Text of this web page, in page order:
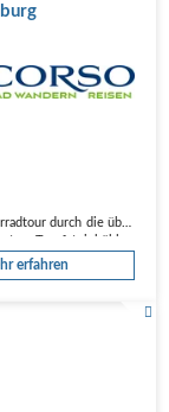
durch die über
erfahren